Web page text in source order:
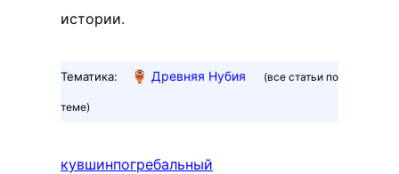
истории.
Тематика: 🏺 Древняя Нубия (все статьи по
теме)
кувшинпогребальный